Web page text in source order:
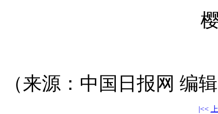
（来源：中国日报网 编
|<<